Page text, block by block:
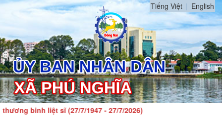
Tiếng Việt English
binh liệt sĩ (27/7/1947 - 27/7/2026)